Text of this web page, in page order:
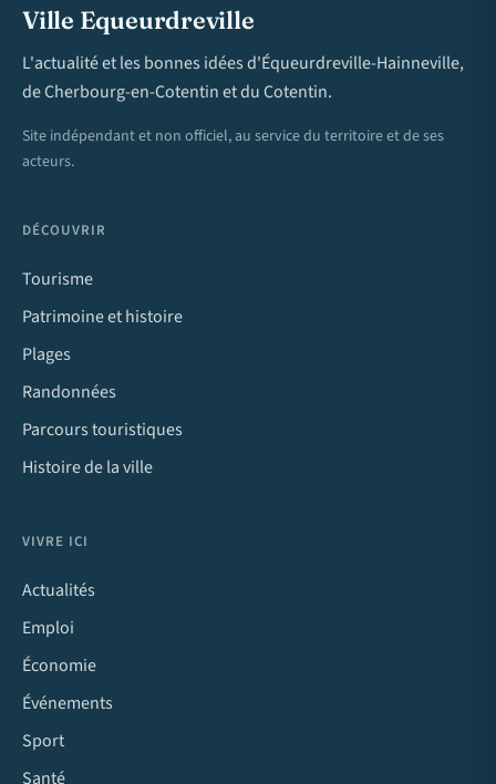
Ville Equeurdreville
L'actualité et les bonnes idées d'Équeurdreville-Hainneville,
de Cherbourg-en-Cotentin et du Cotentin.
Site indépendant et non officiel, au service du territoire et de ses
acteurs.
DÉCOUVRIR
Tourisme
Patrimoine et histoire
Plages
Randonnées
Parcours touristiques
Histoire de la ville
VIVRE ICI
Actualités
Emploi
Économie
Événements
Sport
Santé